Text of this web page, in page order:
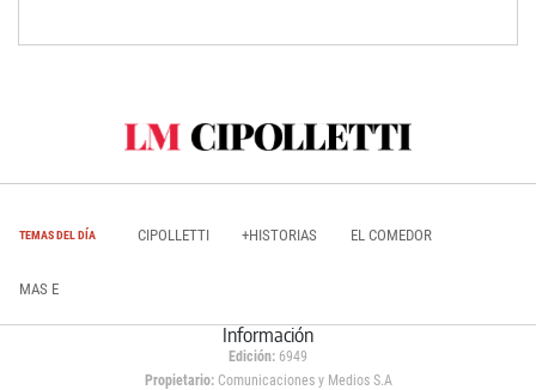
TEMAS DEL DÍA CIPOLLETTI +HISTORIAS EL COMEDOR
MAS E
Información
Edición: 6949
Propietario:Comunicaciones y Medios S.A